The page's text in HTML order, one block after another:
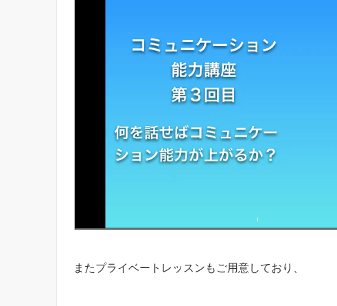
またプライベートレッスンもご用意しており、